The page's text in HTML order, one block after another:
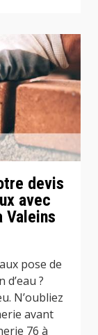
devis
avec
Valeins
pose de
?
N’oubliez
avant
76 à